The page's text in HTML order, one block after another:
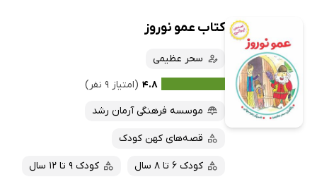
کتاب عمو نوروز
سحر عظیمی
۴.۸ (امتیاز ۹ نفر)
موسسه فرهنگی آرمان رشد
قصه‌های کهن کودک
کودک 6 تا 8 سال کودک 9 تا 12 سال